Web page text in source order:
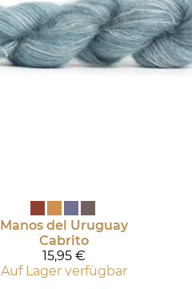
Manos del Uruguay
Cabrito
15,95 €
Auf Lager verfügbar